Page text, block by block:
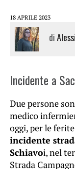
18 APRILE 2023
di
Incidente a
Due persone
medico
oggi, per le
incidente
Schiavoi, nel
Strada